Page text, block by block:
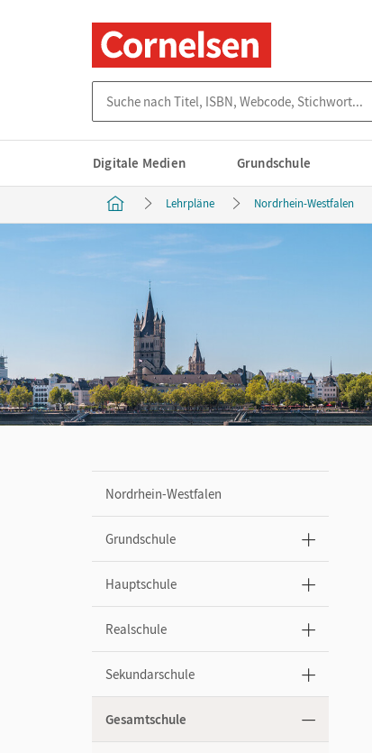
Digitale Medien Grundschule
Lehrpläne Nordrhein-Westfalen
Nordrhein-Westfalen
Grundschule
Hauptschule
Realschule
Sekundarschule
Gesamtschule